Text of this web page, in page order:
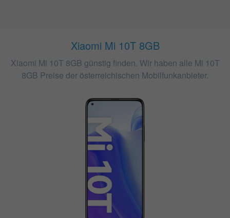
Xiaomi Mi 10T 8GB
Xiaomi Mi 10T 8GB günstig finden. Wir haben alle Mi 10T
8GB Preise der österreichischen Mobilfunkanbieter.